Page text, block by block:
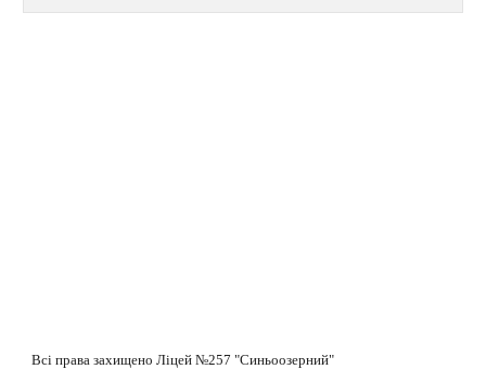
Всі права захищено Ліцей №257 "Синьоозерний"